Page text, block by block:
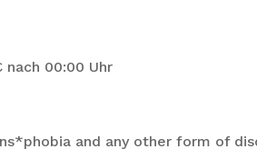
nach 00:00 Uhr
and any other form of